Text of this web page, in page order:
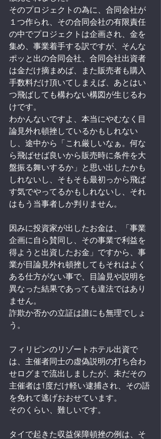
そのプロジェクトの為に、合同会社が
１つ作られ、その合同会社の有限責任
の中でプロジェクトは企画され、金を
集め、事業着手する訳ですが、そんな
ポッと出の合同会社、合同会社出資者
は金だけ摘まめば、また販売者も購入
手数料だけ頂いてしまえば、あとはい
つ飛ばしても構わない構図が生じるわ
けです。
わかんないですよ、本当にやむなく目
論見外れ頓挫しているかもしれない
し、途中から「これ厳しいなぁ。何な
ら飛ばせば良いから販売時に条件を大
盤振る舞いするか」と思い出したかも
しれないし、そもそも最初っから飛ば
す気でやってるかもしれないし、それ
はもう当事者しか判りません。
因みに投資家が出したお金は、「事業
企画に自ら賛同し、その事業で利益を
得ようと出資したお金」ですから、事
業が目論見外れ頓挫してもそれはよく
ある仕方がない事で、目論見や説明を
異なった結果であっても違法ではあり
ません。
詐欺か否かの立証は誰にも無理でしょ
う。
フィリピンのリゾートホテル出資で
は、主催者同士の虚偽説明の打ち合わ
せログまで流出しましたが、未だその
主催者は1度だけ軽い逮捕され、その語
を免れて逃げおおせています。
そのくらい、難しいです。
タイで起きた収益保障頓挫の例は、そ